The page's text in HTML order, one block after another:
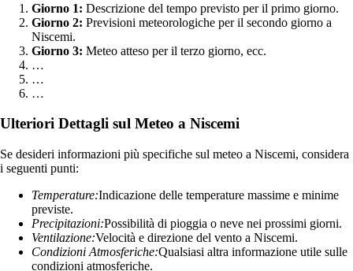
Giorno 1: Descrizione del tempo previsto per il primo giorno.
Giorno 2: Previsioni meteorologiche per il secondo giorno a
Niscemi.
Giorno 3: Meteo atteso per il terzo giorno, ecc.
…
…
…
Ulteriori Dettagli sul Meteo a Niscemi
Se desideri informazioni più specifiche sul meteo a Niscemi, considera
i seguenti punti:
Temperature:Indicazione delle temperature massime e minime
previste.
Precipitazioni:Possibilità di pioggia o neve nei prossimi giorni.
Ventilazione:Velocità e direzione del vento a Niscemi.
Condizioni Atmosferiche:Qualsiasi altra informazione utile sulle
condizioni atmosferiche.